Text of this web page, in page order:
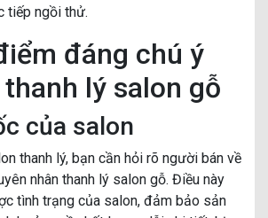
tiếp ngồi thử.
đáng chú ý
lý salon gỗ
của salon
thanh lý, bạn cần hỏi rõ người bán về
nhân thanh lý salon gỗ. Điều này
tình trạng của salon, đảm bảo sản